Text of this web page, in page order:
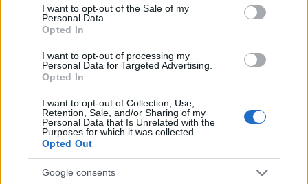
I want to opt-out of the Sale of my
Personal Data.
Opted In
I want to opt-out of processing my
Personal Data for Targeted Advertising.
Opted In
I want to opt-out of Collection, Use,
Retention, Sale, and/or Sharing of my
Personal Data that Is Unrelated with the
Purposes for which it was collected.
Opted Out
Google consents
- Smanjite naginjanje i okretanje vrata
Nepravilno držanje vrata može dovesti do problema
sa cirkulacijom i protokom kisika u mozak.
- Manje naprežite oči
Pravite pauze kako bi pogledom u daljinu opustili